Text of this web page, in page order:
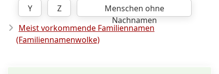
Y
Z
Menschen ohne
Nachnamen
Meist vorkommende Familiennamen
(Familiennamenwolke)